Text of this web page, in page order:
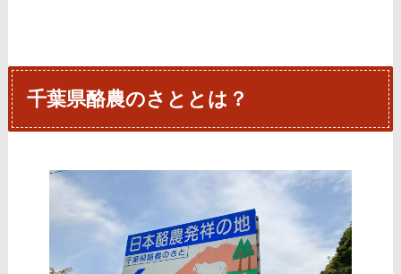
千葉県酪農のさととは？